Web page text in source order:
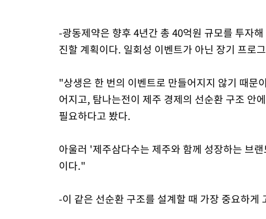
-광동제약은 향후 4년간 총 40억원 규모를 투자
진할 계획이다. 일회성 이벤트가 아닌 장기 프로
"상생은 한 번의 이벤트로 만들어지지 않기 때문
어지고, 탐나는전이 제주 경제의 선순환 구조 안
필요하다고 봤다.
아울러 '제주삼다수는 제주와 함께 성장하는 브
이다."
-이 같은 선순환 구조를 설계할 때 가장 중요하게